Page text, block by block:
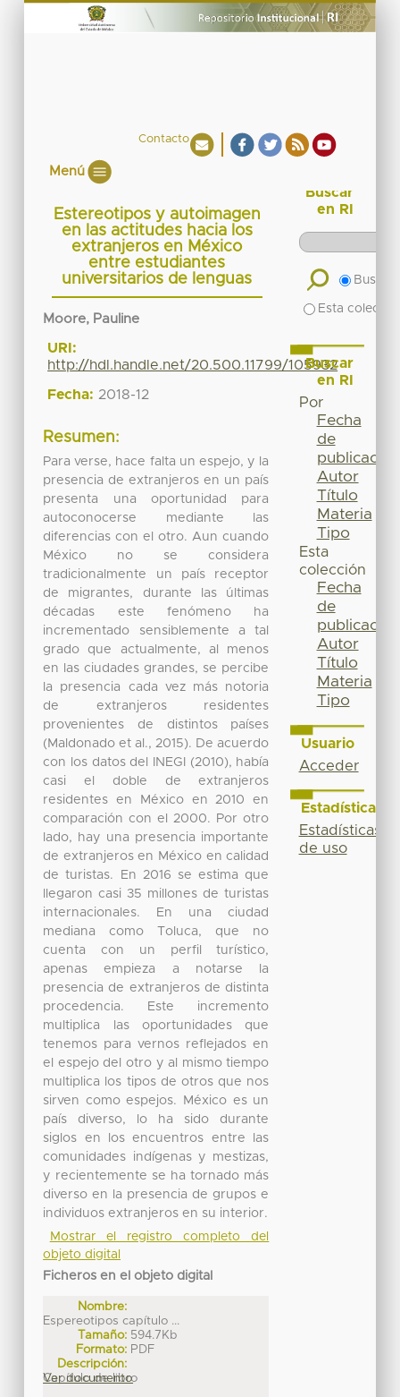
Contacto
Menú
Estereotipos y autoimagen
en las actitudes hacia los
extranjeros en México
entre estudiantes
universitarios de lenguas
Moore, Pauline
URI:
http://hdl.handle.net/20.500.11799/105932
Fecha: 2018-12
Resumen:
Para verse, hace falta un espejo, y la
presencia de extranjeros en un país
presenta una oportunidad para
autoconocerse mediante las
diferencias con el otro. Aun cuando
México no se considera
tradicionalmente un país receptor
de migrantes, durante las últimas
décadas este fenómeno ha
incrementado sensiblemente a tal
grado que actualmente, al menos
en las ciudades grandes, se percibe
la presencia cada vez más notoria
de extranjeros residentes
provenientes de distintos países
(Maldonado et al., 2015). De acuerdo
con los datos del INEGI (2010), había
casi el doble de extranjeros
residentes en México en 2010 en
comparación con el 2000. Por otro
lado, hay una presencia importante
de extranjeros en México en calidad
de turistas. En 2016 se estima que
llegaron casi 35 millones de turistas
internacionales. En una ciudad
mediana como Toluca, que no
cuenta con un perfil turístico,
apenas empieza a notarse la
presencia de extranjeros de distinta
procedencia. Este incremento
multiplica las oportunidades que
tenemos para vernos reflejados en
el espejo del otro y al mismo tiempo
multiplica los tipos de otros que nos
sirven como espejos. México es un
país diverso, lo ha sido durante
siglos en los encuentros entre las
comunidades indígenas y mestizas,
y recientemente se ha tornado más
diverso en la presencia de grupos e
individuos extranjeros en su interior.
Mostrar el registro completo del
objeto digital
Ficheros en el objeto digital
Nombre:
Espereotipos capítulo ...
Tamaño: 594.7Kb
Formato: PDF
Descripción:
Capítulo de libro
Ver documento
Buscar
en RI
Buscar
Esta
Buscar
en RI
Por
Fecha
de
publicación
Autor
Título
Materia
Tipo
Esta
colección
Fecha
de
publicación
Autor
Título
Materia
Tipo
Usuario
Acceder
Estadísticas
Estadísticas
de uso